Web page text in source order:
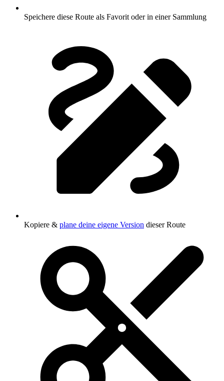
Speichere diese Route als Favorit oder in einer Sammlung
Kopiere & plane deine eigene Version dieser Route